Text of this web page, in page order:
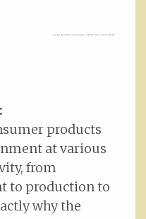
products
at various
from
to production to
why the